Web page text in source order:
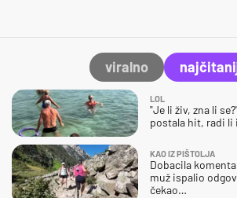
viralno
LOL
"Je li živ, zna li
postala hit, radi li
KAO IZ PIŠTOLJA
Dobacila
muž ispalio
čekao…